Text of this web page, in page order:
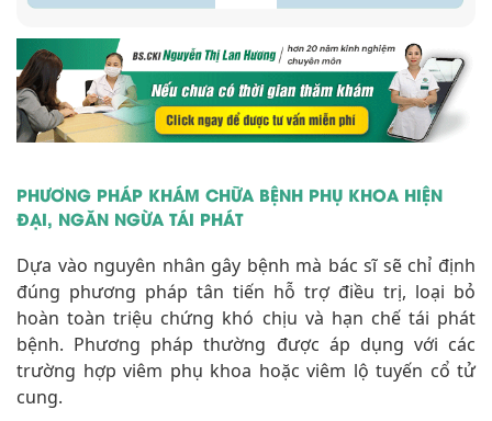
PHƯƠNG PHÁP KHÁM CHỮA BỆNH PHỤ KHOA HIỆN
ĐẠI, NGĂN NGỪA TÁI PHÁT
Dựa vào nguyên nhân gây bệnh mà bác sĩ sẽ chỉ định
đúng phương pháp tân tiến hỗ trợ điều trị, loại bỏ
hoàn toàn triệu chứng khó chịu và hạn chế tái phát
bệnh. Phương pháp thường được áp dụng với các
trường hợp viêm phụ khoa hoặc viêm lộ tuyến cổ tử
cung.